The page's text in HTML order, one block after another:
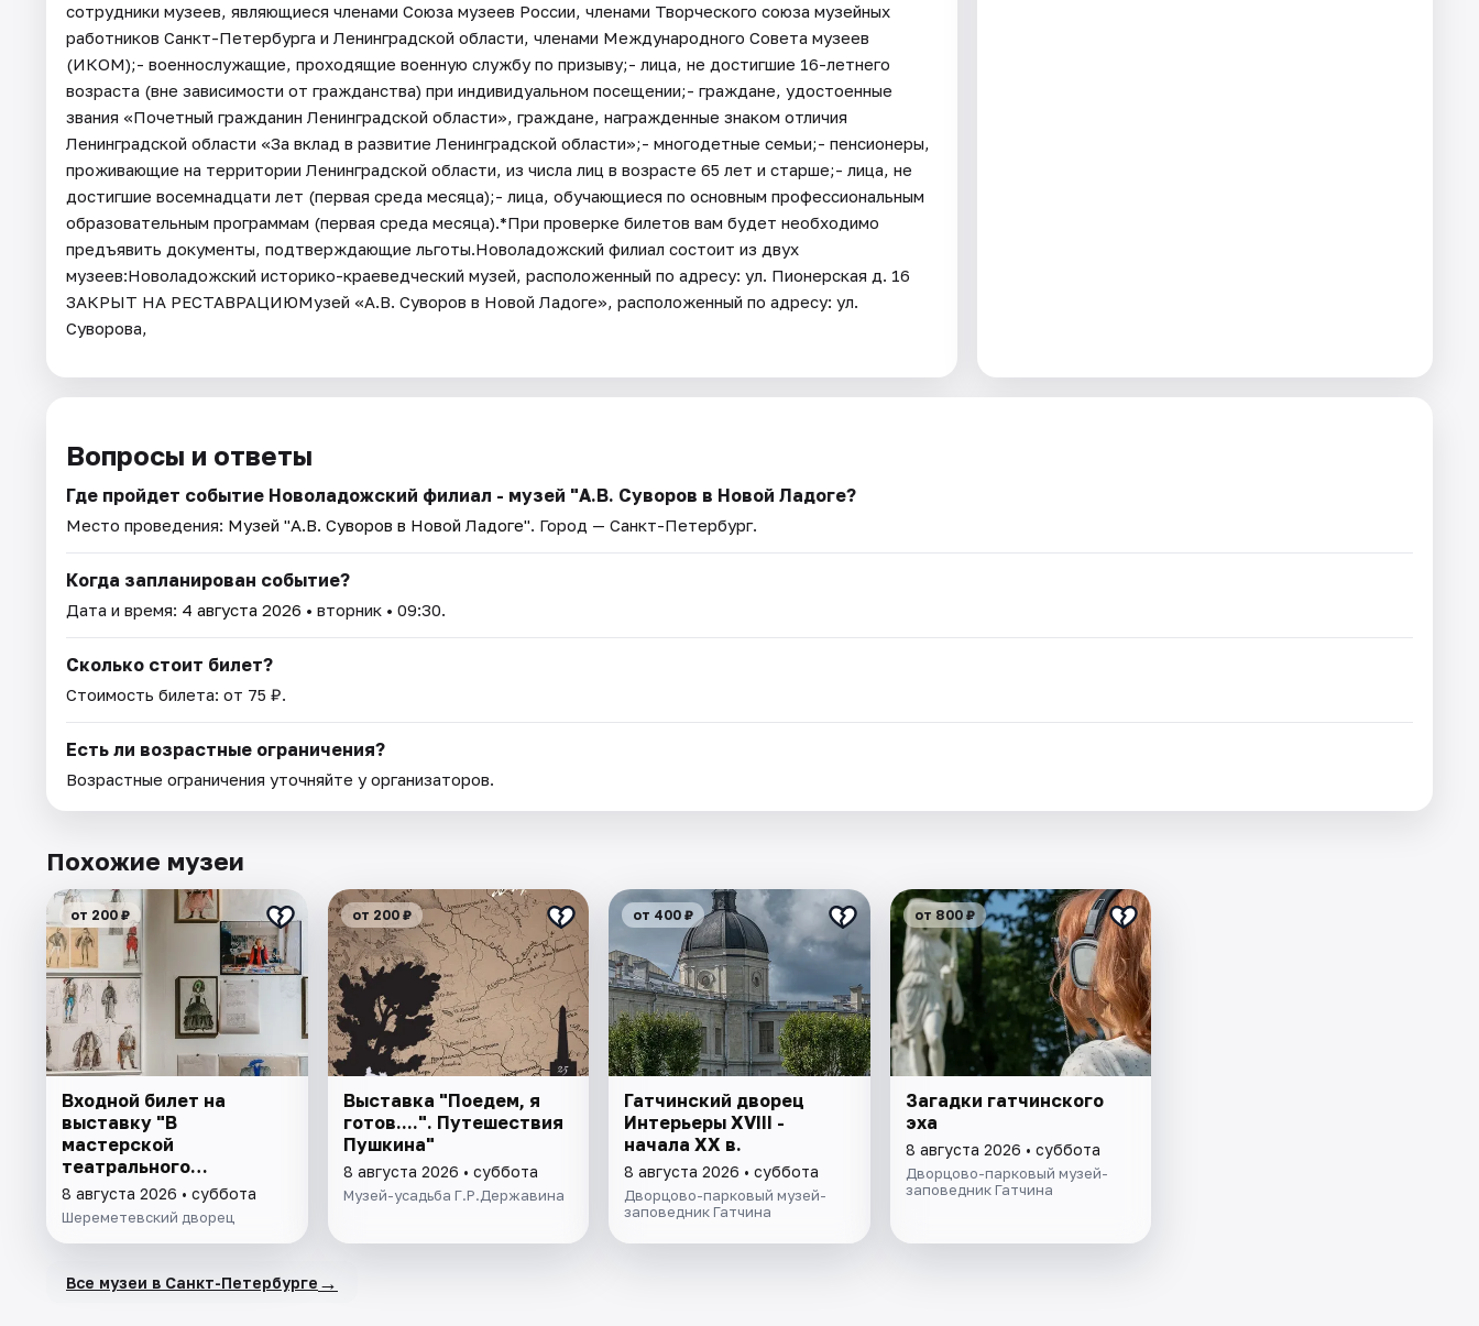
сотрудники музеев, являющиеся членами Союза музеев России, членами Творческого союза музейных
работников Санкт-Петербурга и Ленинградской области, членами Международного Совета музеев
(ИКОМ);- военнослужащие, проходящие военную службу по призыву;- лица, не достигшие 16-летнего
возраста (вне зависимости от гражданства) при индивидуальном посещении;- граждане, удостоенные
звания «Почетный гражданин Ленинградской области», граждане, награжденные знаком отличия
Ленинградской области «За вклад в развитие Ленинградской области»;- многодетные семьи;- пенсионеры,
проживающие на территории Ленинградской области, из числа лиц в возрасте 65 лет и старше;- лица, не
достигшие восемнадцати лет (первая среда месяца);- лица, обучающиеся по основным профессиональным
образовательным программам (первая среда месяца).*При проверке билетов вам будет необходимо
предъявить документы, подтверждающие льготы.Новоладожский филиал состоит из двух
музеев:Новоладожский историко-краеведческий музей, расположенный по адресу: ул. Пионерская д. 16
ЗАКРЫТ НА РЕСТАВРАЦИЮМузей «А.В. Суворов в Новой Ладоге», расположенный по адресу: ул.
Суворова,
Вопросы и ответы
Где пройдет событие Новоладожский филиал - музей "А.В. Суворов в Новой Ладоге?
Место проведения: Музей "А.В. Суворов в Новой Ладоге". Город — Санкт-Петербург.
Когда запланирован событие?
Дата и время: 4 августа 2026 • вторник • 09:30.
Сколько стоит билет?
Стоимость билета: от 75 ₽.
Есть ли возрастные ограничения?
Возрастные ограничения уточняйте у организаторов.
Похожие музеи
от 200 ₽
Входной билет на
выставку "В
мастерской
театрального
художника"
8 августа 2026 • суббота
Шереметевский дворец
от 200 ₽
Выставка "Поедем, я
готов....". Путешествия
Пушкина"
8 августа 2026 • суббота
Музей-усадьба Г.Р.Державина
от 400 ₽
Гатчинский дворец
Интерьеры ХVIII -
начала ХХ в.
8 августа 2026 • суббота
Дворцово-парковый музей-
заповедник Гатчина
от 800 ₽
Загадки гатчинского
эха
8 августа 2026 • суббота
Дворцово-парковый музей-
заповедник Гатчина
Все музеи в Санкт-Петербурге →